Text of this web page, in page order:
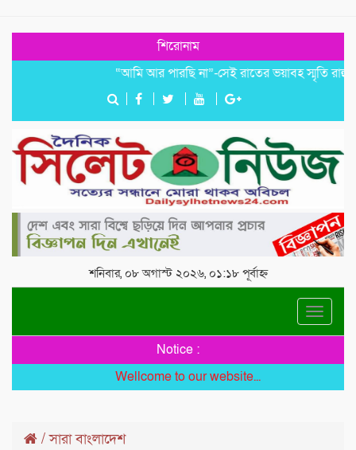
শিরোনাম
“আমি আর পারছি না”-সেই রাতের ভয়াবহ স্মৃতি রাহুলের
শনিবার, ০৮ অগাস্ট ২০২৬, ০১:১৮ পূর্বাহ্ন
Toggle
Notice :
Wellcome to our website...
/সারা বাংলাদেশ